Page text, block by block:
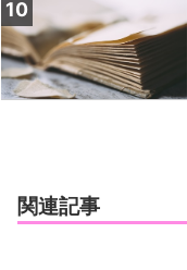
10
関連記事